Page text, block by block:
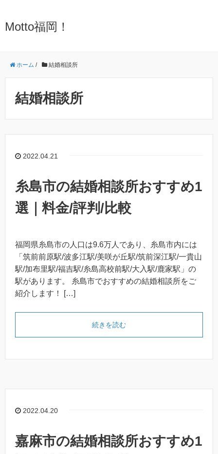
Motto福岡！
ホーム / 結婚相談所
結婚相談所
2022.04.21
糸島市の結婚相談所おすすめ1
選｜料金/評判/比較
福岡県糸島市の人口は9.6万人であり、糸島市内には
「筑前前原駅/波多江駅/美咲が丘駅/筑前深江駅/一貴山
駅/加布里駅/福吉駅/糸島高校前駅/大入駅/鹿家駅」の
駅があります。 糸島市でおすすめの結婚相談所をご
紹介します！ […]
続きを読む
2022.04.20
嘉麻市の結婚相談所おすすめ1